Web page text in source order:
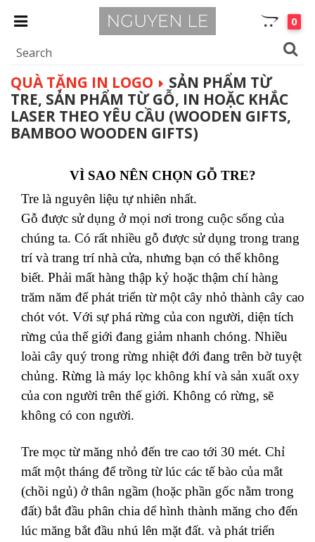
0
QUÀ TẶNG IN LOGO
SẢN PHẨM TỪ
TRE, SẢN PHẨM TỪ GỖ, IN HOẶC KHẮC
LASER THEO YÊU CẦU (WOODEN GIFTS,
BAMBOO WOODEN GIFTS)
VÌ SAO NÊN CHỌN GỖ TRE?
Tre là nguyên liệu tự nhiên nhất.
Gỗ được sử dụng ở mọi nơi trong cuộc sống của
chúng ta. Có rất nhiều gỗ được sử dụng trong trang
trí và trang trí nhà cửa, nhưng bạn có thể không
biết. Phải mất hàng thập kỷ hoặc thậm chí hàng
trăm năm để phát triển từ một cây nhỏ thành cây cao
chót vót. Với sự phá rừng của con người, diện tích
rừng của thế giới đang giảm nhanh chóng. Nhiều
loài cây quý trong rừng nhiệt đới đang trên bờ tuyệt
chủng. Rừng là máy lọc không khí và sản xuất oxy
của con người trên thế giới. Không có rừng, sẽ
không có con người.
Tre mọc từ măng nhỏ đến tre cao tới 30 mét. Chỉ
mất một tháng để trồng từ lúc các tế bào của mắt
(chồi ngủ) ở thân ngầm (hoặc phần gốc nằm trong
đất) bắt đầu phân chia dể hình thành măng cho đến
lúc măng bắt đầu nhú lên mặt đất. và phát triển